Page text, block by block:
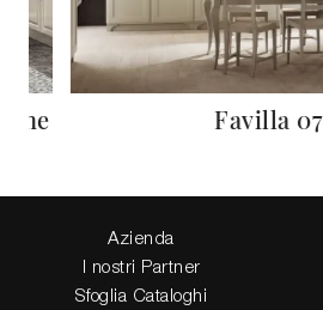
Favilla 07
Azienda
I nostri Partner
Sfoglia Cataloghi